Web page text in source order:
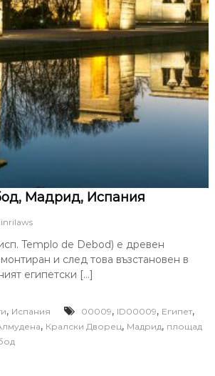
Мадрид, Испания
Templo de Debod) е древен
и след това възстановен в
египетски […]
, Испания 00009, ID00009, Египет,
, Кралски Дворец, Мадрид, площад